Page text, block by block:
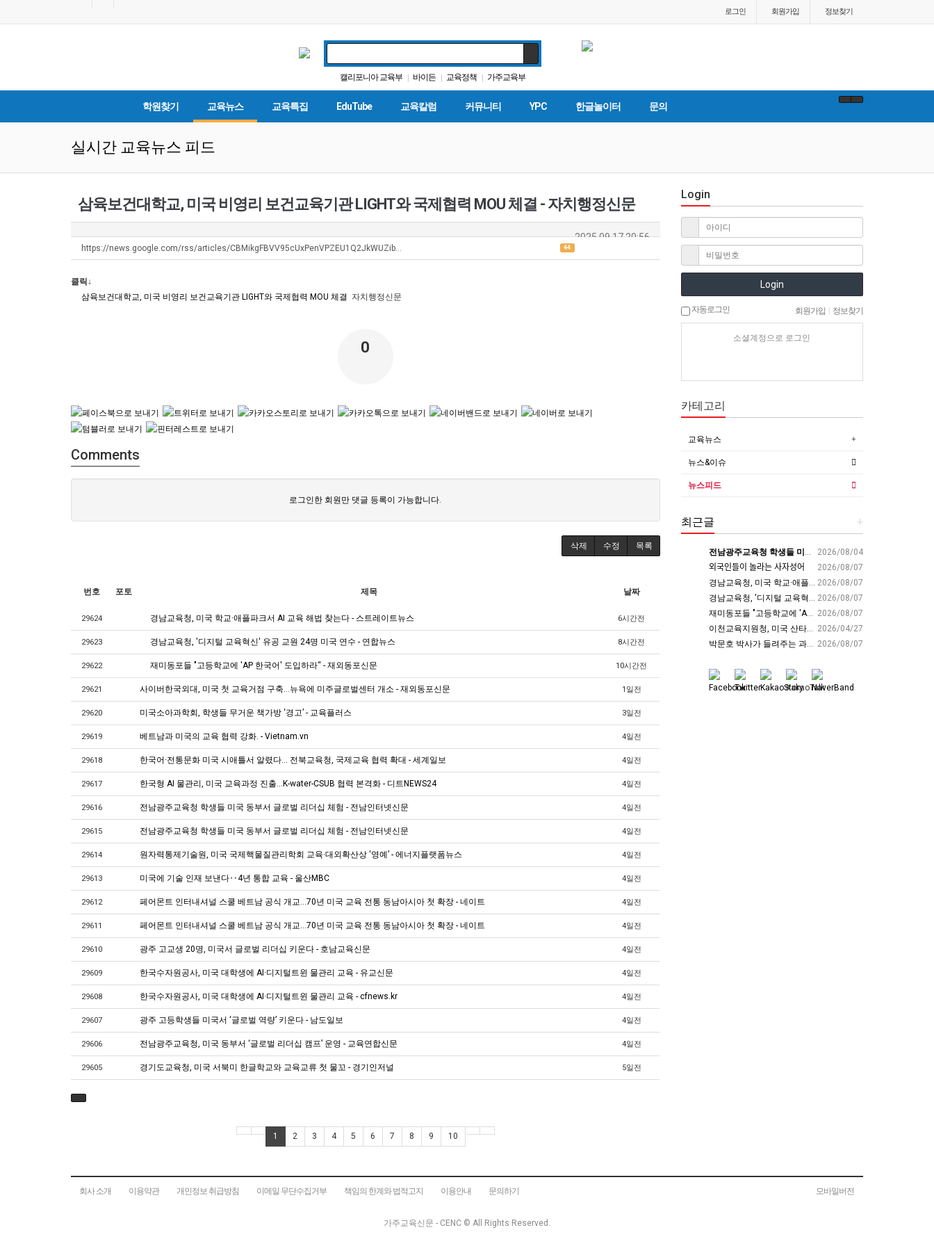
로그인 회원가입 정보찾기
캘리포니아 교육부 | 바이든 | 교육정책 | 가주교육부
| 교육뉴스 | Fafsa | 에세이 | 트럼프 | 교육구 | ACT
학원찾기 교육뉴스 교육특집 EduTube 교육칼럼 커뮤니티 YPC 한글놀이터 문의
실시간 교육뉴스 피드
삼육보건대학교, 미국 비영리 보건교육기관 LIGHT와 국제협력 MOU 체결 - 자치행정신문
2025.09.17 20:56
44
https://news.google.com/rss/articles/CBMikgFBVV95cUxPenVPZEU1Q2JkWUZib…
클릭↓
삼육보건대학교, 미국 비영리 보건교육기관 LIGHT와 국제협력 MOU 체결
자치행정신문
0
Comments
로그인한 회원만 댓글 등록이 가능합니다.
삭제 수정 목록
번호 포토 제목 날짜
29624 경남교육청, 미국 학교·애플파크서 AI 교육 해법 찾는다 - 스트레이트뉴스 6시간전
29623 경남교육청, '디지털 교육혁신' 유공 교원 24명 미국 연수 - 연합뉴스 8시간전
29622 재미동포들 "고등학교에 'AP 한국어' 도입하라“ - 재외동포신문 10시간전
29621 사이버한국외대, 미국 첫 교육거점 구축…뉴욕에 미주글로벌센터 개소 - 재외동포신문 1일전
29620 미국소아과학회, 학생들 무거운 책가방 ‘경고’ - 교육플러스 3일전
29619 베트남과 미국의 교육 협력 강화. - Vietnam.vn 4일전
29618 한국어·전통문화 미국 시애틀서 알렸다… 전북교육청, 국제교육 협력 확대 - 세계일보 4일전
29617 한국형 AI 물관리, 미국 교육과정 진출...K-water-CSUB 협력 본격화 - 디트NEWS24 4일전
29616 전남광주교육청 학생들 미국 동부서 글로벌 리더십 체험 - 전남인터넷신문 4일전
29615 전남광주교육청 학생들 미국 동부서 글로벌 리더십 체험 - 전남인터넷신문 4일전
29614 원자력통제기술원, 미국 국제핵물질관리학회 교육·대외확산상 ‘영예’ - 에너지플랫폼뉴스 4일전
29613 미국에 기술 인재 보낸다‥4년 통합 교육 - 울산MBC 4일전
29612 페어몬트 인터내셔널 스쿨 베트남 공식 개교…70년 미국 교육 전통 동남아시아 첫 확장 - 네이트 4일전
29611 페어몬트 인터내셔널 스쿨 베트남 공식 개교…70년 미국 교육 전통 동남아시아 첫 확장 - 네이트 4일전
29610 광주 고교생 20명, 미국서 글로벌 리더십 키운다 - 호남교육신문 4일전
29609 한국수자원공사, 미국 대학생에 AI·디지털트윈 물관리 교육 - 유교신문 4일전
29608 한국수자원공사, 미국 대학생에 AI·디지털트윈 물관리 교육 - cfnews.kr 4일전
29607 광주 고등학생들 미국서 ‘글로벌 역량’ 키운다 - 남도일보 4일전
29606 전남광주교육청, 미국 동부서 ‘글로벌 리더십 캠프’ 운영 - 교육연합신문 4일전
29605 경기도교육청, 미국 서북미 한글학교와 교육교류 첫 물꼬 - 경기인저널 5일전
1 2 3 4 5 6 7 8 9 10
Login
Login
자동로그인 회원가입 정보찾기
소셜계정으로 로그인
카테고리
교육뉴스
뉴스&이슈
뉴스피드
+
최근글
2026/08/04
전남광주교육청 학생들 미국 동부서 글로벌 리더십 체험 - 전남인터넷신문
2026/08/07
외국인들이 놀라는 사자성어
2026/08/07
경남교육청, 미국 학교·애플파크서 AI 교육 해법 찾는다 - 스트레이트뉴스
2026/08/07
경남교육청, '디지털 교육혁신' 유공 교원 24명 미국 연수 - 연합뉴스
2026/08/07
재미동포들 "고등학교에 'AP 한국어' 도입하라“ - 재외동포신문
2026/04/27
이천교육지원청, 미국 산타클라라와 국제교육교류 파트너십 회의 개최:경인투데이뉴스 - 경인투데이뉴스
2026/08/07
박문호 박사가 들려주는 과학사 속 결정적 순간들! 직관을 뛰어넘는 과학적 통찰 : 생각하는 청소년을 위한 과학 시리즈 1부(feat.박문호 박사)
회사 소개 이용약관 개인정보 취급방침 이메일 무단수집거부 책임의 한계와 법적고지 이용안내 문의하기 모바일버전
가주교육신문 - CENC © All Rights Reserved.